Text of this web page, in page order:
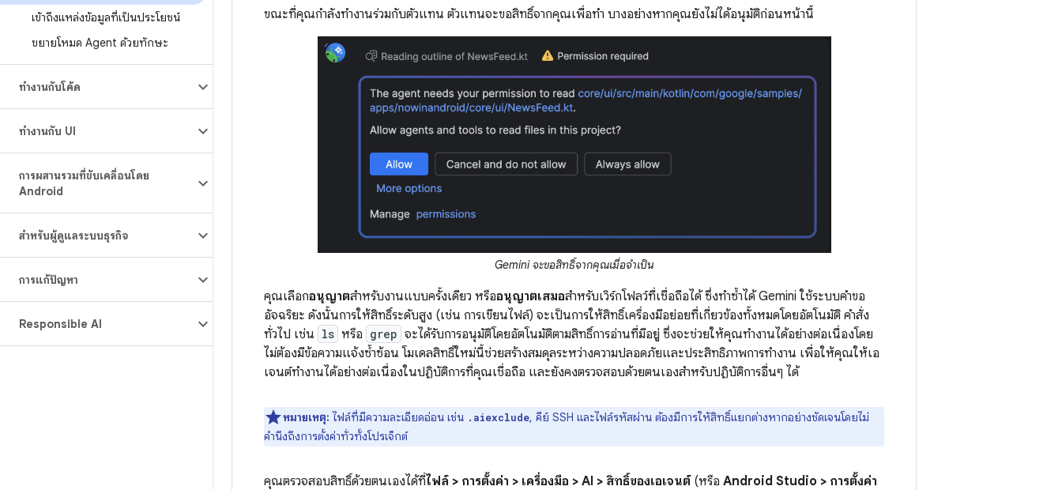
เข้าถึงแหล่งข้อมูลที่เป็นประโยชน์
ขยายโหมด Agent ด้วยทักษะ
ทำงานกับโค้ด
ทำงานกับ UI
การผสานรวมที่ขับเคลื่อนโดย
Android
สำหรับผู้ดูแลระบบธุรกิจ
การแก้ปัญหา
Responsible AI
ขณะที่คุณกำลังทำงานร่วมกับตัวแทน ตัวแทนจะขอสิทธิ์จากคุณเพื่อทำ บางอย่างหากคุณยังไม่ได้อนุมัติก่อนหน้านี้
Gemini จะขอสิทธิ์จากคุณเมื่อจำเป็น
คุณเลือกอนุญาตสำหรับงานแบบครั้งเดียว หรืออนุญาตเสมอสำหรับเวิร์กโฟลว์ที่เชื่อถือได้ ซึ่งทำซ้ำได้ Gemini ใช้ระบบคำขอ
อัจฉริยะ ดังนั้นการให้สิทธิ์ระดับสูง (เช่น การเขียนไฟล์) จะเป็นการให้สิทธิ์เครื่องมือย่อยที่เกี่ยวข้องทั้งหมดโดยอัตโนมัติ คำสั่ง
ทั่วไป เช่น ls หรือ grep จะได้รับการอนุมัติโดยอัตโนมัติตามสิทธิ์การอ่านที่มีอยู่ ซึ่งจะช่วยให้คุณทำงานได้อย่างต่อเนื่องโดย
ไม่ต้องมีข้อความแจ้งซ้ำซ้อน โมเดลสิทธิ์ใหม่นี้ช่วยสร้างสมดุลระหว่างความปลอดภัยและประสิทธิภาพการทำงาน เพื่อให้คุณให้เอ
เจนต์ทำงานได้อย่างต่อเนื่องในปฏิบัติการที่คุณเชื่อถือ และยังคงตรวจสอบด้วยตนเองสำหรับปฏิบัติการอื่นๆ ได้
หมายเหตุ: ไฟล์ที่มีความละเอียดอ่อน เช่น .aiexclude, คีย์ SSH และไฟล์รหัสผ่าน ต้องมีการให้สิทธิ์แยกต่างหากอย่างชัดเจนโดยไม่
คำนึงถึงการตั้งค่าทั่วทั้งโปรเจ็กต์
คุณตรวจสอบสิทธิ์ด้วยตนเองได้ที่ไฟล์ > การตั้งค่า > เครื่องมือ > AI > สิทธิ์ของเอเจนต์ (หรือ Android Studio > การตั้งค่า